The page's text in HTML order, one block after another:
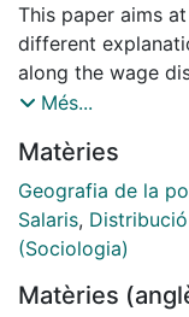
This paper aims
different
along the wage
dynamics of
data. The results
more from a
skilled workers
migrate as well as
over time is
Més...
Matèries
Geografia de la
Salaris,
(Sociologia)
Matèries